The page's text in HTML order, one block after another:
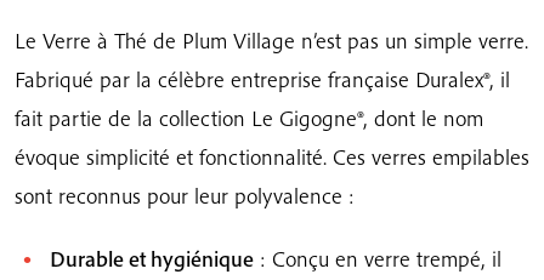
Le Verre à Thé de Plum Village n’est pas un simple verre.
Fabriqué par la célèbre entreprise française Duralex®, il
fait partie de la collection Le Gigogne®, dont le nom
évoque simplicité et fonctionnalité. Ces verres empilables
sont reconnus pour leur polyvalence :
Durable et hygiénique: Conçu en verre trempé, il